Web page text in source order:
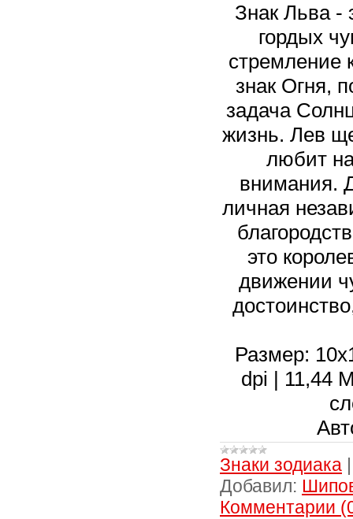
Знак Льва -
гордых
стремление
знак Огня,
задача
жизнь. Лев
любит
внимания.
личная
это
движении
Размер:
dpi | 11,44
Знаки зодиака
Добавил:
Комментарии